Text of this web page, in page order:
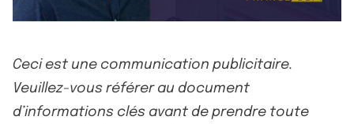
Ceci est une communication publicitaire.
Veuillez-vous référer au document
d’informations clés avant de prendre toute